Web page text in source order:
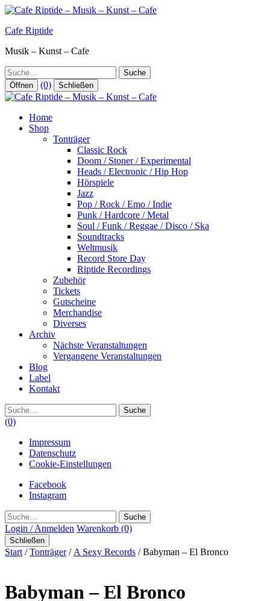
Zum
springen
Cafe Riptide
Musik – Kunst – Cafe
Suche
Öffnen (0) Schließen
Home
Shop
Tonträger
Classic Rock
Doom / Stoner / Experimental
Heads / Electronic / Hip Hop
Hörspiele
Jazz
Pop / Rock / Emo / Indie
Punk / Hardcore / Metal
Soul / Funk / Reggae / Disco / Ska
Soundtracks
Weltmusik
Record Store Day
Riptide Recordings
Zubehör
Tickets
Gutscheine
Merchandise
Diverses
Archiv
Nächste Veranstaltungen
Vergangene Veranstaltungen
Blog
Label
Kontakt
Suche
(0)
Impressum
Datenschutz
Cookie-Einstellungen
Facebook
Instagram
Suche
Login / Anmelden Warenkorb (0)
Schließen
Start /Tonträger/ A Sexy Records / Babyman – El Bronco
Babyman – El Bronco